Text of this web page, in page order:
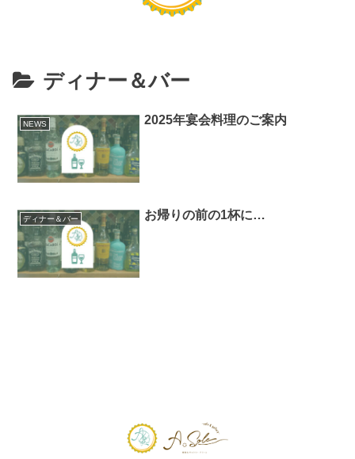
ディナー＆バー
NEWS 2025年宴会料理のご案内
ディナー＆バー お帰りの前の1杯に…